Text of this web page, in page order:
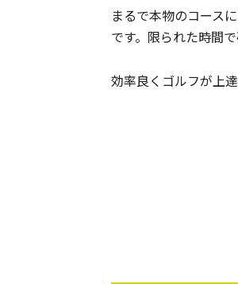
まるで本物のコース
です。限られた時間
効率良くゴルフが上